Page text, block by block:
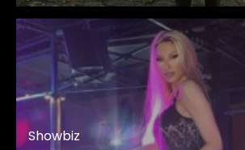
Showbiz